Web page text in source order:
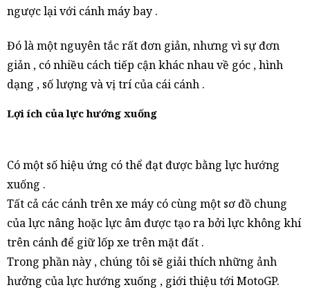
ngược lại với cánh máy bay .
Đó là một nguyên tắc rất đơn giản, nhưng vì sự đơn
giản , có nhiều cách tiếp cận khác nhau về góc , hình
dạng , số lượng và vị trí của cái cánh .
Lợi ích của lực hướng xuống
Có một số hiệu ứng có thể đạt được bằng lực hướng
xuống .
Tất cả các cánh trên xe máy có cùng một sơ đồ chung
của lực nâng hoặc lực âm được tạo ra bởi lực không khí
trên cánh để giữ lốp xe trên mặt đất .
Trong phần này , chúng tôi sẽ giải thích những ảnh
hưởng của lực hướng xuống , giới thiệu tới MotoGP.